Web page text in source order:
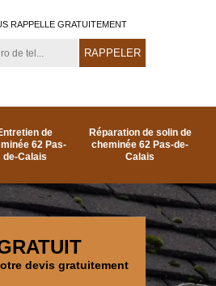
RAPPELLE GRATUITEMENT
de
62 Pas-
de-Calais
Réparation de solin de
cheminée 62 Pas-de-
Calais
devis gratuitement